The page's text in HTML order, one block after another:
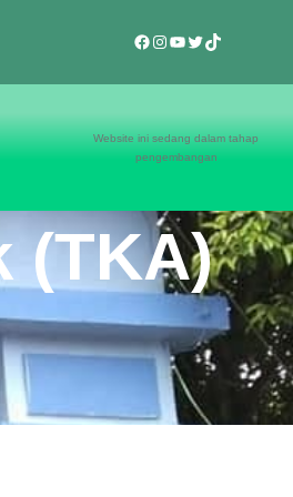
Facebook
Instagram
YouTube
Twitter
TikTok
Website ini sedang dalam tahap
pengembangan
(TKA)